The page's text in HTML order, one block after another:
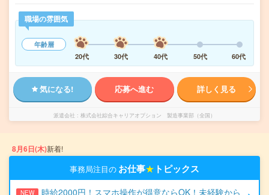
職場の雰囲気
年齢層
20代
30代 40代 50代 60代
気になる! 応募へ進む 詳しく見る
派遣会社 株式会社綜合キャリアオプション 製造事業部（全国）
8月6日(木)新着!
事務局注目の お仕事★ トピックス
NEW
時給2000円！スマホ操作が得意ならOK！未経験から